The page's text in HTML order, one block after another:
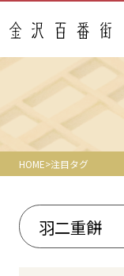
フロアガイド
あんと
Rinto
あんと西
HOME 注目タグ